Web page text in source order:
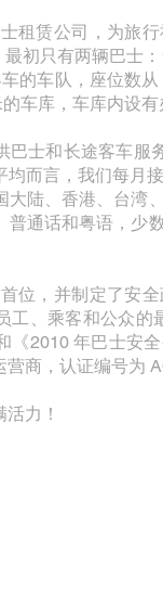
租赁公司，为旅
初只有两辆巴士
的车队，座位数
车库，车库内设有
巴士和长途客车服
而言，我们每月
陆、香港、台湾
普通话和粤语，少
位，并制定了安
工、乘客和公众
《2010 年巴士安
商，认证编号为
力！